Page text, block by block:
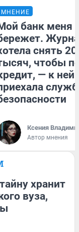
МНЕНИЕ
банк меня
снять
чтобы
— к
Ксения
Автор мнения
хранит
вуза,